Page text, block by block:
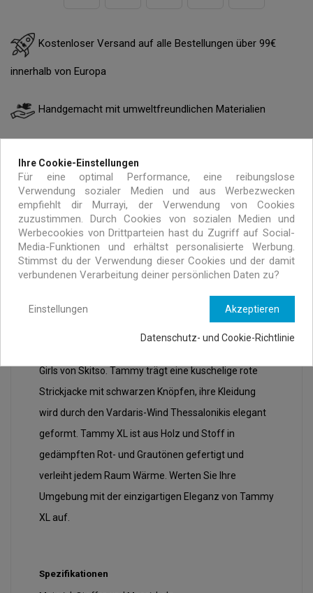
Kostenloser Versand auf alle Bestellungen über 99€
innerhalb von Europa
Handgemacht mit umweltfreundlichen Materialien
BESCHREIBUNG ARTIKELDETAILS
Girls von Skitso. Tammy trägt eine kuschelige rote
Strickjacke mit schwarzen Knöpfen, ihre Kleidung
wird durch den Vardaris-Wind Thessalonikis elegant
geformt. Tammy XL ist aus Holz und Stoff in
gedämpften Rot- und Grautönen gefertigt und
verleiht jedem Raum Wärme. Werten Sie Ihre
Umgebung mit der einzigartigen Eleganz von Tammy
XL auf.
Spezifikationen
Ihre Cookie-Einstellungen
Für eine optimal Performance, eine reibungslose
Verwendung sozialer Medien und aus Werbezwecken
empfiehlt dir Murrayi, der Verwendung von Cookies
zuzustimmen. Durch Cookies von sozialen Medien und
Werbecookies von Drittparteien hast du Zugriff auf Social-
Media-Funktionen und erhältst personalisierte Werbung.
Stimmst du der Verwendung dieser Cookies und der damit
verbundenen Verarbeitung deiner persönlichen Daten zu?
Akzeptieren
Einstellungen
Datenschutz- und Cookie-Richtlinie